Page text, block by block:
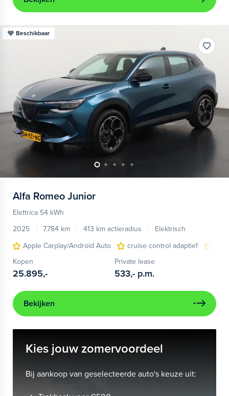
Beschikbaar
Alfa Romeo Junior
Elettrica 54 kWh
2025
7.784 km 413 km actieradius
Elektrisch
Apple Carplay/Android Auto
cruise control adaptief
Kopen
25.895,-
Private lease
533,- p.m.
Bekijken
Kies jouw zomervoordeel
Bij aankoop van geselecteerde auto's keuze uit: